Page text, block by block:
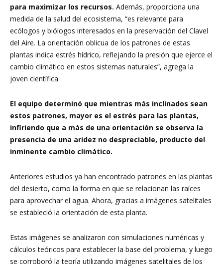
para maximizar los recursos. Además, proporciona una
medida de la salud del ecosistema, “es relevante para
ecólogos y biólogos interesados en la preservación del Clavel
del Aire. La orientación oblicua de los patrones de estas
plantas indica estrés hídrico, reflejando la presión que ejerce el
cambio climático en estos sistemas naturales”, agrega la
joven científica.
El equipo determinó que mientras más inclinados sean
estos patrones, mayor es el estrés para las plantas,
infiriendo que a más de una orientación se observa la
presencia de una aridez no despreciable, producto del
inminente cambio climático.
Anteriores estudios ya han encontrado patrones en las plantas
del desierto, como la forma en que se relacionan las raíces
para aprovechar el agua. Ahora, gracias a imágenes satelitales
se estableció la orientación de esta planta.
Estas imágenes se analizaron con simulaciones numéricas y
cálculos teóricos para establecer la base del problema, y luego
se corroboró la teoría utilizando imágenes satelitales de los